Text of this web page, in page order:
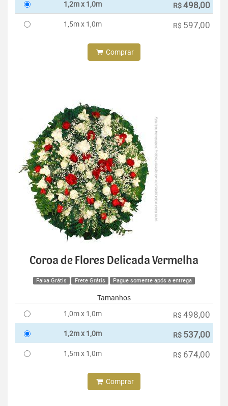
1,2m x 1,0m R$498,00
1,5m x 1,0m R$ 597,00
Comprar
Coroa de Flores Delicada Vermelha
Faixa Grátis Frete Grátis Pague somente após a entrega
Tamanhos
1,0m x 1,0m
R$ 498,00
1,2m x 1,0m R$ 537,00
1,5m x 1,0m R$ 674,00
Comprar